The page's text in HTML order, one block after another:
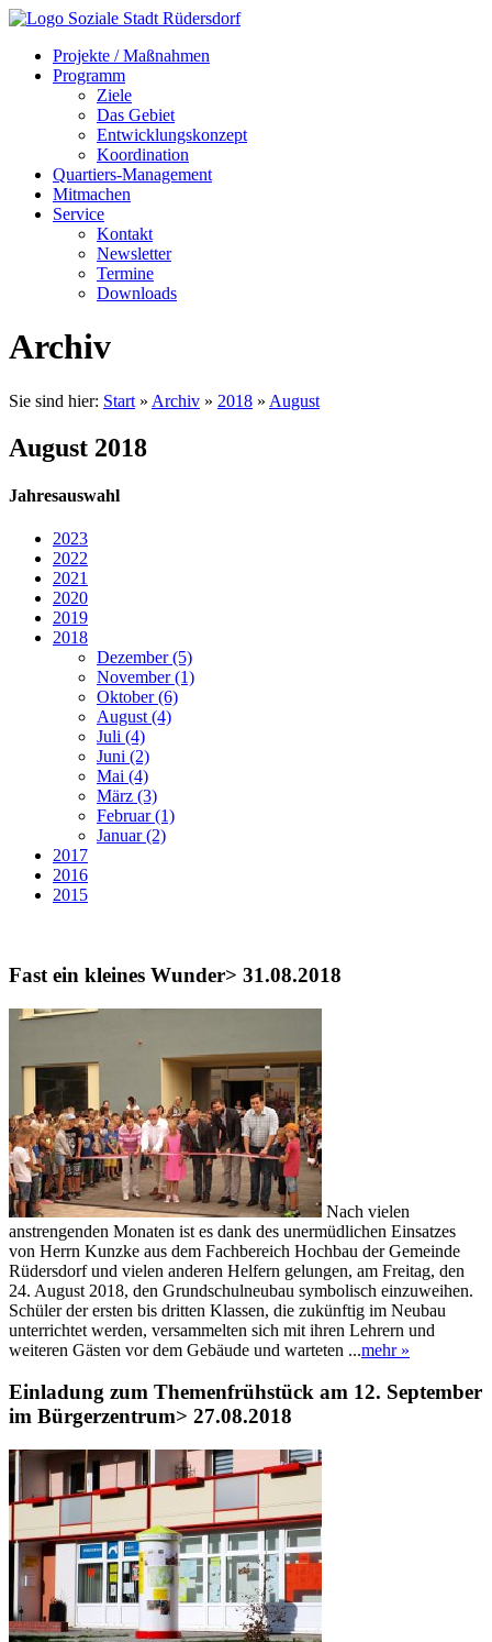
Projekte / Maßnahmen
Programm
Ziele
Das Gebiet
Entwicklungskonzept
Koordination
Quartiers-Management
Mitmachen
Service
Kontakt
Newsletter
Termine
Downloads
Archiv
Sie sind hier: Start » Archiv » 2018 » August
August 2018
Jahresauswahl
2023
2022
2021
2020
2019
2018
Dezember (5)
November (1)
Oktober (6)
August (4)
Juli (4)
Juni (2)
Mai (4)
März (3)
Februar (1)
Januar (2)
2017
2016
2015
Fast ein kleines Wunder> 31.08.2018
Nach vielen
anstrengenden Monaten ist es dank des unermüdlichen Einsatzes
von Herrn Kunzke aus dem Fachbereich Hochbau der Gemeinde
Rüdersdorf und vielen anderen Helfern gelungen, am Freitag, den
24. August 2018, den Grundschulneubau symbolisch einzuweihen.
Schüler der ersten bis dritten Klassen, die zukünftig im Neubau
unterrichtet werden, versammelten sich mit ihren Lehrern und
weiteren Gästen vor dem Gebäude und warteten ...mehr »
Einladung zum Themenfrühstück am 12. September
im Bürgerzentrum> 27.08.2018